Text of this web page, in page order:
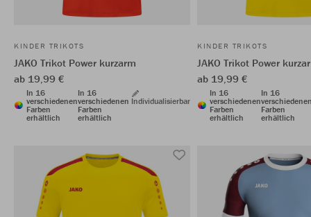
KINDER TRIKOTS
JAKO Trikot Power kurzarm
ab 19,99 €
In 16
verschiedenen
Farben
erhältlich
In 16
verschiedenen
Farben
erhältlich
Individualisierbar
KINDER TRIKOTS
JAKO Trikot Power
ab 19,99 €
In 16
verschiedenen
Farben
erhältlich
In 16
Farben
erhältlich